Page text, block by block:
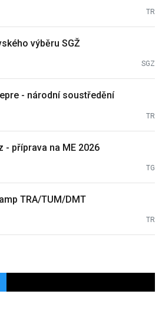
TR
výběru SGŽ
SGZ
- národní soustředění
TR
- příprava na ME 2026
TG
TRA/TUM/DMT
TR